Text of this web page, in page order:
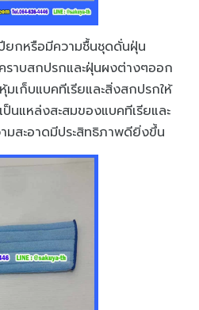
กหรือมีความชื้นชุดดั่นฝุ่น
ราบสกปรกและฝุ่นผงต่างๆออก
มเก็บแบคทีเรียและสิ่งสกปรกให้
นแหล่งสะสมของแบคทีเรียและ
มสะอาดมีประสิทธิภาพดียิ่งขึ้น